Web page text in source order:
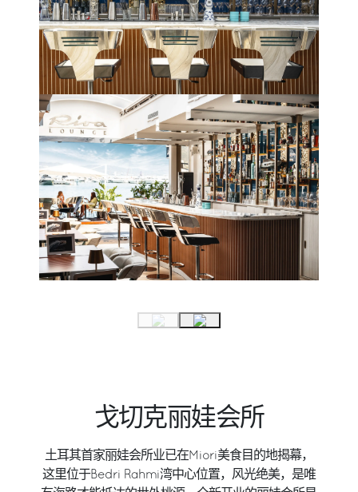
戈切克丽娃会所
土耳其首家丽娃会所业已在Miori美食目的地揭幕，
这里位于Bedri Rahmi湾中心位置，风光绝美，是唯